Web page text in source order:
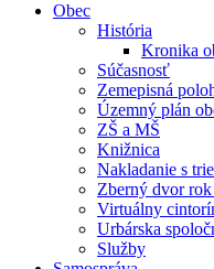
Obec
História
Kronika
Súčasnosť
Zemepisná
Územný plán
ZŠ a MŠ
Knižnica
Nakladanie s
Zberný dvor
Virtuálny
Urbárska
Služby